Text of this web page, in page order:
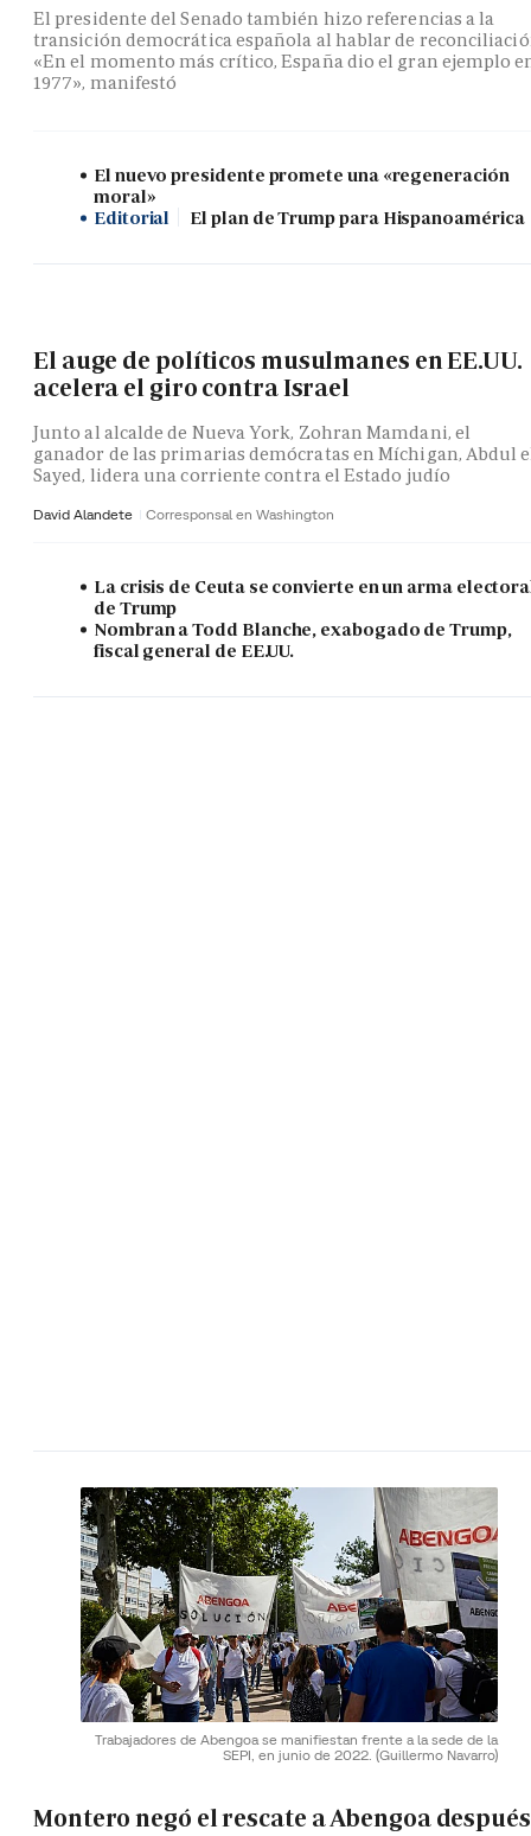
El presidente del Senado también hizo referencias a la
transición democrática española al hablar de
«En el momento más crítico, España dio el gran ejemplo
1977», manifestó
El nuevo presidente promete una «regeneración
moral»
Editorial
El plan de Trump para Hispanoamérica
El auge de políticos musulmanes en EE.UU.
acelera el giro contra Israel
Junto al alcalde de Nueva York, Zohran Mamdani, el
ganador de las primarias demócratas en Míchigan, Abdul
Sayed, lidera una corriente contra el Estado judío
David Alandete Corresponsal en Washington
La crisis de Ceuta se convierte en un arma
de Trump
Nombran a Todd Blanche, exabogado de Trump,
fiscal general de EE.UU.
Trabajadores de Abengoa se manifiestan frente a la sede de la
SEPI, en junio de 2022. (Guillermo Navarro)
Montero negó el rescate a Abengoa después